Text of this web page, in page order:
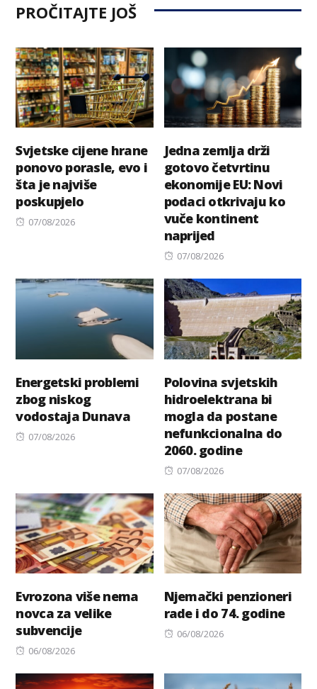
PROČITAJTE JOŠ
Svjetske cijene hrane
ponovo porasle, evo i
šta je najviše
poskupjelo
Posted
07/08/2026
Jedna zemlja drži
gotovo četvrtinu
ekonomije EU: Novi
podaci otkrivaju ko
vuče kontinent
naprijed
Posted
07/08/2026
Energetski problemi
zbog niskog
vodostaja Dunava
Posted
07/08/2026
Polovina svjetskih
hidroelektrana bi
mogla da postane
nefunkcionalna do
2060. godine
Posted
07/08/2026
Evrozona više nema
novca za velike
subvencije
Posted
06/08/2026
Njemački penzioneri
rade i do 74. godine
Posted
06/08/2026